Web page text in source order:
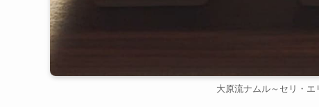
大原流ナムル～セリ・エ